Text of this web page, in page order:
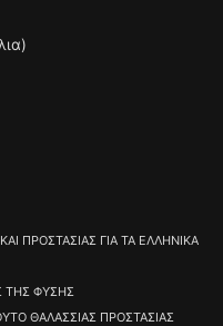
ΠΡΟΣΤΑΣΙΑΣ ΓΙΑ ΤΑ ΕΛΛΗΝΙΚΑ
ΤΗΣ ΦΥΣΗΣ
ΘΑΛΑΣΣΙΑΣ ΠΡΟΣΤΑΣΙΑΣ